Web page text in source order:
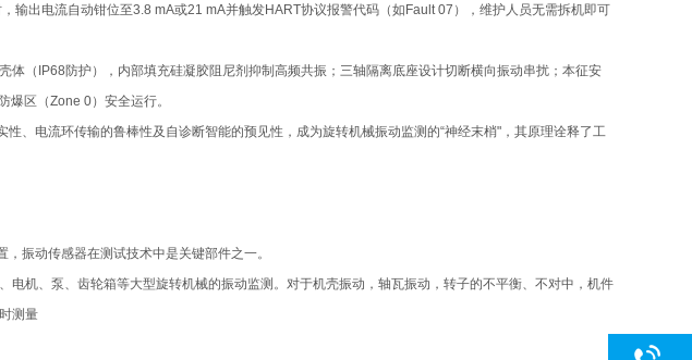
输出电流自动钳位至3.8 mA或21 mA并触发HART协议报警代码（如Fault 07），维护人员无需拆机即可
体（IP68防护），内部填充硅凝胶阻尼剂抑制高频共振；三轴隔离底座设计切断横向振动串扰；本征安
区（Zone 0）安全运行。
、电流环传输的鲁棒性及自诊断智能的预见性，成为旋转机械振动监测的“神经末梢"，其原理诠释了工
振动传感器在测试技术中是关键部件之一。
电机、泵、齿轮箱等大型旋转机械的振动监测。对于机壳振动，轴瓦振动，转子的不平衡、不对中，机件
测量